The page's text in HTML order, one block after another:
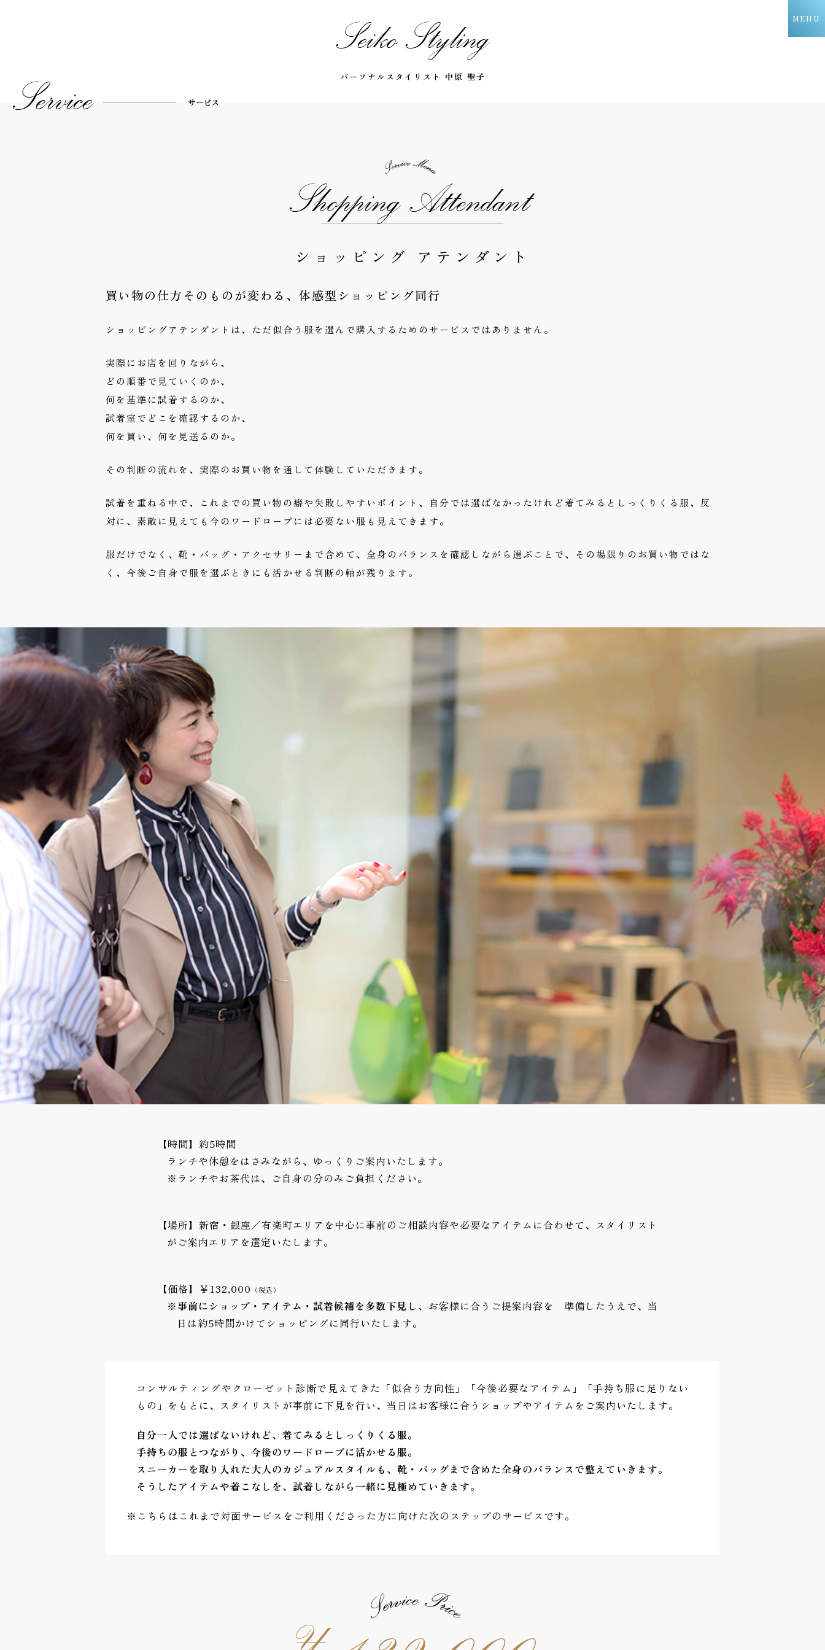
パーソナルスタイリスト 中原 聖子
ショッピング アテンダント
買い物の仕方そのものが変わる、体感型ショッピング同行
ショッピングアテンダントは、ただ似合う服を選んで購入するためのサービスではありません。
実際にお店を回りながら、
どの順番で見ていくのか、
何を基準に試着するのか、
試着室でどこを確認するのか、
何を買い、何を見送るのか。
その判断の流れを、実際のお買い物を通して体験していただきます。
試着を重ねる中で、これまでの買い物の癖や失敗しやすいポイント、自分では選ばなかったけれど着てみるとしっくりくる服、反
対に、素敵に見えても今のワードローブには必要ない服も見えてきます。
服だけでなく、靴・バッグ・アクセサリーまで含めて、全身のバランスを確認しながら選ぶことで、その場限りのお買い物ではな
く、今後ご自身で服を選ぶときにも活かせる判断の軸が残ります。
【時間】約5時間
ランチや休憩をはさみながら、ゆっくりご案内いたします。
※ランチやお茶代は、ご自身の分のみご負担ください。
【場所】新宿・銀座／有楽町エリアを中心に事前のご相談内容や必要なアイテムに合わせて、スタイリスト
がご案内エリアを選定いたします。
【価格】￥132,000 （税込）
※事前にショップ・アイテム・試着候補を多数下見し、 お客様に合うご提案内容を 準備したうえで、当
日は約5時間かけてショッピングに同行いたします。
コンサルティングやクローゼット診断で見えてきた「似合う方向性」「今後必要なアイテム」「手持ち服に足りない
もの」をもとに、スタイリストが事前に下見を行い、当日はお客様に合うショップやアイテムをご案内いたします。
自分一人では選ばないけれど、着てみるとしっくりくる服。
手持ちの服とつながり、今後のワードローブに活かせる服。
スニーカーを取り入れた大人のカジュアルスタイルも、靴・バッグまで含めた全身のバランスで整えていきます。
そうしたアイテムや着こなしを、試着しながら一緒に見極めていきます。
※こちらはこれまで対面サービスをご利用くださった方に向けた次のステップのサービスです。